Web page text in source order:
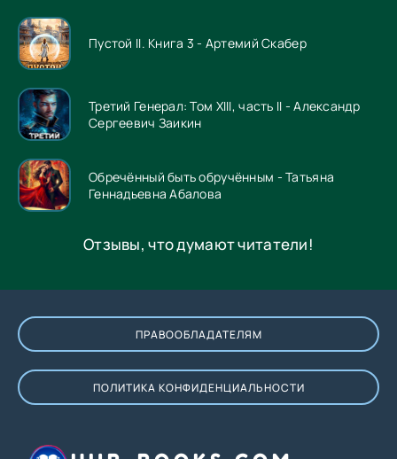
Пустой II. Книга 3 - Артемий Скабер
Третий Генерал: Том XIII, часть II - Александр
Сергеевич Заикин
Обречённый быть обручённым - Татьяна
Геннадьевна Абалова
Отзывы, что думают читатели!
ПРАВООБЛАДАТЕЛЯМ
ПОЛИТИКА КОНФИДЕНЦИАЛЬНОСТИ